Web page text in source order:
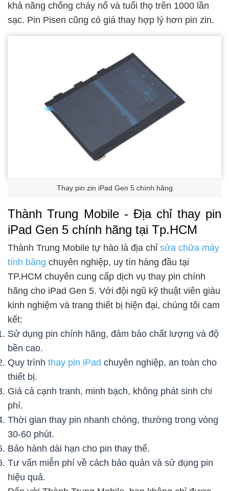
khả năng chống cháy nổ và tuổi thọ trên 1000 lần
sạc. Pin Pisen cũng có giá thay hợp lý hơn pin zin.
Thay pin zin iPad Gen 5 chính hãng
Thành Trung Mobile - Địa chỉ thay pin
iPad Gen 5 chính hãng tại Tp.HCM
Thành Trung Mobile tự hào là địa chỉ sửa chữa máy
tính bảng chuyên nghiệp, uy tín hàng đầu tại
TP.HCM chuyên cung cấp dịch vụ thay pin chính
hãng cho iPad Gen 5. Với đội ngũ kỹ thuật viên giàu
kinh nghiệm và trang thiết bị hiện đại, chúng tôi cam
kết:
Sử dụng pin chính hãng, đảm bảo chất lượng và độ
bền cao.
Quy trình thay pin iPad chuyên nghiệp, an toàn cho
thiết bị.
Giá cả cạnh tranh, minh bạch, không phát sinh chi
phí.
Thời gian thay pin nhanh chóng, thường trong vòng
30-60 phút.
Bảo hành dài hạn cho pin thay thế.
Tư vấn miễn phí về cách bảo quản và sử dụng pin
hiệu quả.